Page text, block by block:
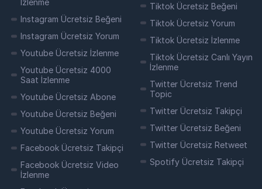
Clubhouse, son zamanlarda popülerliği artan
ve sesli sohbet odaları üzerinden iletişimi
sağlayan bir sosyal medya platformudur.
Clubhouse'da takipçi sayınızı arttırmak, daha
geniş kitlelere ulaşmanızı sağlayabilir ve
etkileşiminizi artırabilir. Ancak, organik yollarla
takipçi kazanmak zaman alabilir. Peki,
Clubhouse takipçi satın almak isterseniz
nelere dikkat etmelisiniz? İşte size birkaç
ipucu:
Öncelikle,güvenilirbir
takipçi satın alma
hizmeti sunan bir
İzlenme
Instagram Ücretsiz Beğeni
Instagram Ücretsiz Yorum
Youtube Ücretsiz İzlenme
Youtube Ücretsiz 4000
Saat İzlenme
Youtube Ücretsiz Abone
Youtube Ücretsiz Beğeni
Youtube Ücretsiz Yorum
Facebook Ücretsiz Takipçi
Facebook Ücretsiz Video
İzlenme
Tiktok Ücretsiz Beğeni
Tiktok Ücretsiz Yorum
Tiktok Ücretsiz İzlenme
Tiktok Ücretsiz Canlı Yayın
İzlenme
Twitter Ücretsiz Trend
Topic
Twitter Ücretsiz Takipçi
Twitter Ücretsiz Beğeni
Twitter Ücretsiz Retweet
Spotify Ücretsiz Takipçi